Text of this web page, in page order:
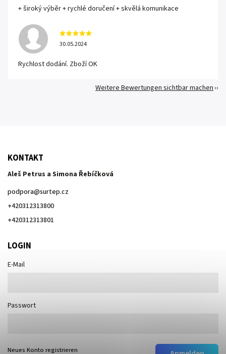
+ široký výběr + rychlé doručení + skvělá komunikace
30.05.2024
Rychlost dodání. Zboží OK
Weitere Bewertungen sichtbar machen
KONTAKT
Aleš Petrus a Simona Řebíčková
podpora@surtep.cz
+420312313800
+420312313801
LOGIN
E-Mail
Passwort
Neues Konto registrieren